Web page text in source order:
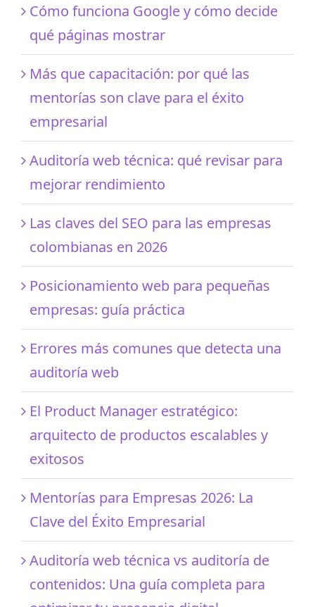
Cómo funciona Google y cómo decide
qué páginas mostrar
Más que capacitación: por qué las
mentorías son clave para el éxito
empresarial
Auditoría web técnica: qué revisar para
mejorar rendimiento
Las claves del SEO para las empresas
colombianas en 2026
Posicionamiento web para pequeñas
empresas: guía práctica
Errores más comunes que detecta una
auditoría web
El Product Manager estratégico:
arquitecto de productos escalables y
exitosos
Mentorías para Empresas 2026: La
Clave del Éxito Empresarial
Auditoría web técnica vs auditoría de
contenidos: Una guía completa para